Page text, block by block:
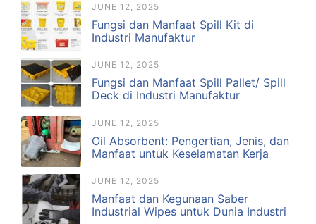
JUNE 12, 2025
Fungsi dan Manfaat Spill Kit di
Industri Manufaktur
JUNE 12, 2025
Fungsi dan Manfaat Spill Pallet/ Spill
Deck di Industri Manufaktur
JUNE 12, 2025
Oil Absorbent: Pengertian, Jenis, dan
Manfaat untuk Keselamatan Kerja
JUNE 12, 2025
Manfaat dan Kegunaan Saber
Industrial Wipes untuk Dunia Industri